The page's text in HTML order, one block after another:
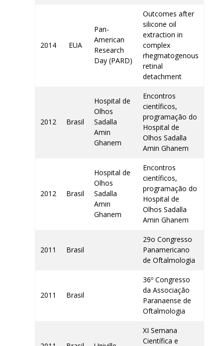
2014 EUA
Pan-
American
Research
Day (PARD)
Outcomes after
silicone oil
extraction in
complex
rhegmatogenous
retinal
detachment
2012 Brasil
Hospital de
Olhos
Sadalla
Amin
Ghanem
Encontros
científicos,
programação do
Hospital de
Olhos Sadalla
Amin Ghanem
2012 Brasil
Hospital de
Olhos
Sadalla
Amin
Ghanem
Encontros
científicos,
programação do
Hospital de
Olhos Sadalla
Amin Ghanem
2011 Brasil
29o Congresso
Panamericano
de Oftalmologia
2011 Brasil
36º Congresso
da Associação
Paranaense de
Oftalmologia
XI Semana
Científica e